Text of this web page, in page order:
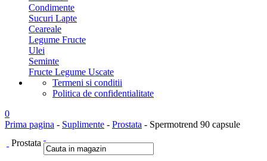
Condimente
Sucuri Lapte
Ceareale
Legume Fructe
Ulei
Seminte
Fructe Legume Uscate
Termeni si conditii
Politica de confidentialitate
0
Prima pagina - Suplimente - Prostata - Spermotrend 90 capsule
Prostata